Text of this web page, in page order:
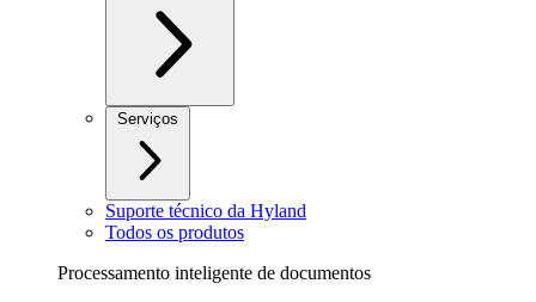
Serviços
Suporte técnico da Hyland
Todos os produtos
Processamento inteligente de documentos